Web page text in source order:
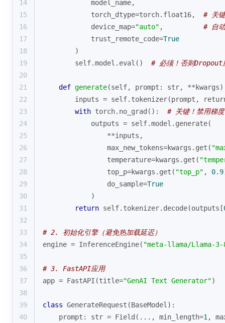
14
            model_name,
15
            torch_dtype=torch.float16,
# 关键
16
            device_map=
"auto" , # 自动
17
            trust_remote_code=
True
18
        )
19
        self.model.
eval () # 必须！否则Dropout
20
21
def generate(self, prompt: str, **kwargs
22
inputs = self.tokenizer(prompt,
23
with torch.no_grad(): # 关键！禁用梯
24
            outputs = self.model.generate(
25
                **inputs,
26
                max_new_tokens=kwargs.get(
27
                temperature=kwargs.get(
28
                top_p=kwargs.get(
"top_p" , 0.9
29
                do_sample=
True
30
            )
31
return self.tokenizer.decode(outputs[
32
33
# 2. 初始化引擎（避免热加载延迟）
34
engine = InferenceEngine( "meta-llama/Llama-
35
36
# 3. FastAPI应用
37
app = FastAPI(title="GenAI Text Generator")
38
39
class GenerateRequest (BaseModel ):
40
    prompt:
str = Field(..., min_length=1 ,